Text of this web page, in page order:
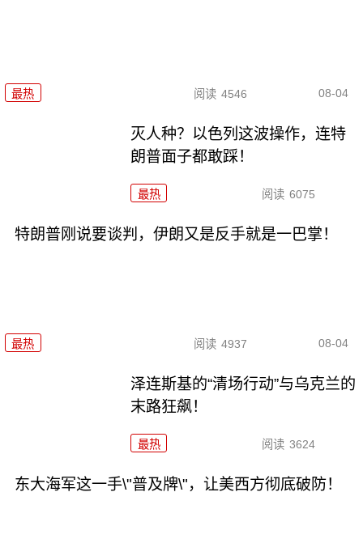
最热 阅读 4546 08-04
灭人种？以色列这波操作，连特
朗普面子都敢踩！
最热 阅读 6075
特朗普刚说要谈判，伊朗又是反手就是一巴掌！
最热 阅读 4937 08-04
泽连斯基的“清场行动”与乌克兰的
末路狂飙！
最热 阅读 3624
东大海军这一手\"普及牌\"，让美西方彻底破防！